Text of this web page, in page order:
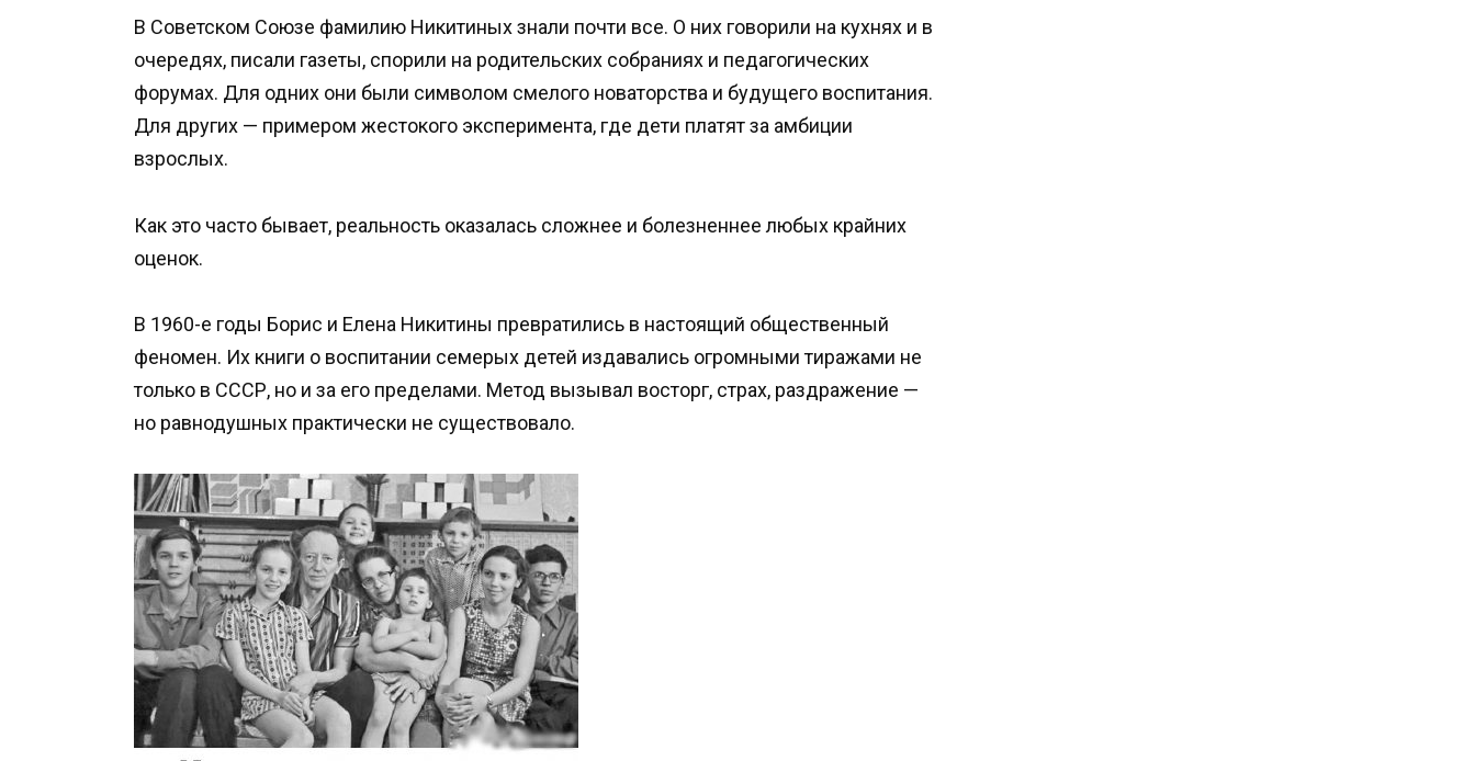
В Советском Союзе фамилию Никитиных знали почти все. О них говорили на кухнях и в
очередях, писали газеты, спорили на родительских собраниях и педагогических
форумах. Для одних они были символом смелого новаторства и будущего воспитания.
Для других — примером жестокого эксперимента, где дети платят за амбиции
взрослых.
Как это часто бывает, реальность оказалась сложнее и болезненнее любых крайних
оценок.
В 1960-е годы Борис и Елена Никитины превратились в настоящий общественный
феномен. Их книги о воспитании семерых детей издавались огромными тиражами не
только в СССР, но и за его пределами. Метод вызывал восторг, страх, раздражение —
но равнодушных практически не существовало.